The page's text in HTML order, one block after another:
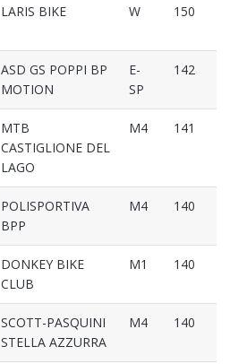
LARIS BIKE W 150
ASD GS POPPI BP
MOTION
E-
SP
142
MTB
CASTIGLIONE DEL
LAGO
M4 141
POLISPORTIVA
BPP
M4 140
DONKEY BIKE
CLUB
M1 140
SCOTT-PASQUINI
STELLA AZZURRA
M4 140